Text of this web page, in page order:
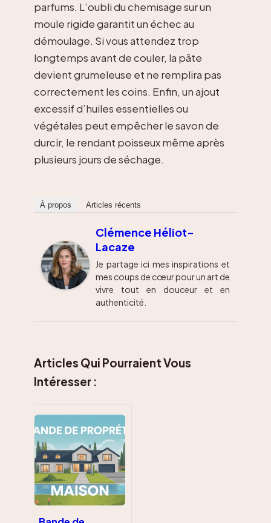
parfums. L’oubli du chemisage sur un
moule rigide garantit un échec au
démoulage. Si vous attendez trop
longtemps avant de couler, la pâte
devient grumeleuse et ne remplira pas
correctement les coins. Enfin, un ajout
excessif d’huiles essentielles ou
végétales peut empêcher le savon de
durcir, le rendant poisseux même après
plusieurs jours de séchage.
À propos Articles récents
Clémence Héliot-
Lacaze
Je partage ici mes inspirations et
mes coups de cœur pour un art de
vivre tout en douceur et en
authenticité.
Articles Qui Pourraient Vous
Intéresser :